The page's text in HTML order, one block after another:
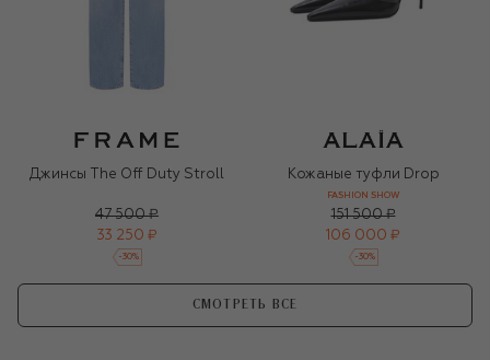
Джинсы The Off Duty Stroll
47 500 ₽
33 250 ₽
-30%
Кожаные туфли Drop
FASHION SHOW
151 500 ₽
106 000 ₽
-30%
СМОТРЕТЬ ВСЕ